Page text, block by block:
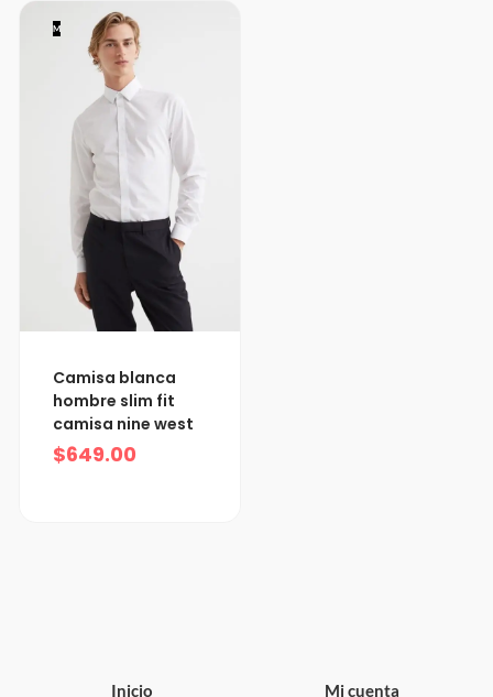
M
Camisa blanca
hombre slim fit
camisa nine west
$649.00
Inicio Mi cuenta